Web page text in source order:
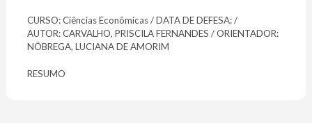
CURSO: Ciências Econômicas / DATA DE DEFESA: /
AUTOR: CARVALHO, PRISCILA FERNANDES / ORIENTADOR:
NÓBREGA, LUCIANA DE AMORIM
RESUMO